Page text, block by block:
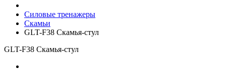
Силовые тренажеры
Скамьи
GLT-F38 Скамья-стул
GLT-F38 Скамья-стул